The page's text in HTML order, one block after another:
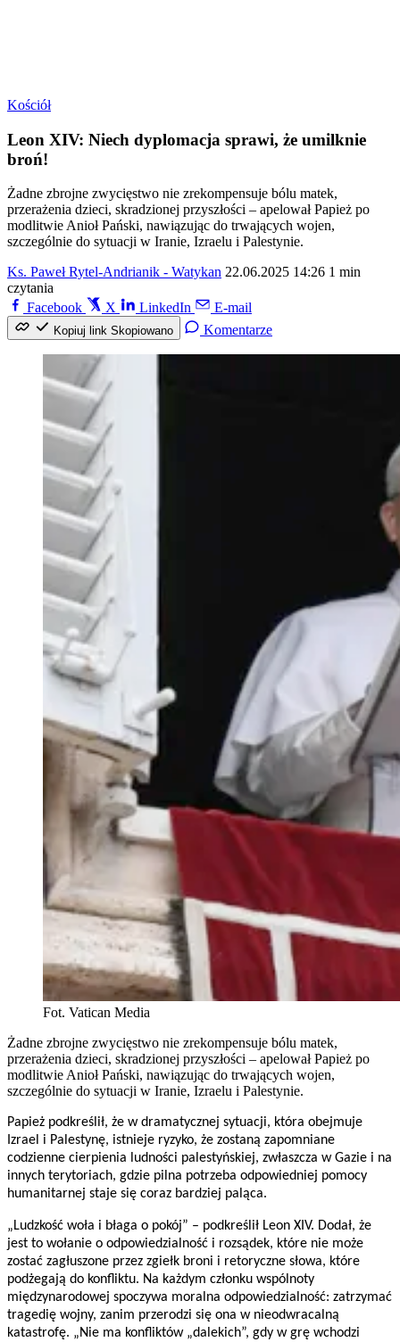
Kościół
Leon XIV: Niech dyplomacja sprawi, że umilknie
broń!
Żadne zbrojne zwycięstwo nie zrekompensuje bólu matek,
przerażenia dzieci, skradzionej przyszłości – apelował Papież po
modlitwie Anioł Pański, nawiązując do trwających wojen,
szczególnie do sytuacji w Iranie, Izraelu i Palestynie.
Ks. Paweł Rytel-Andrianik - Watykan 22.06.2025 14:26 1 min
czytania
Facebook
X LinkedIn E-mail
Kopiuj link Skopiowano Komentarze
Fot. Vatican Media
Żadne zbrojne zwycięstwo nie zrekompensuje bólu matek,
przerażenia dzieci, skradzionej przyszłości – apelował Papież po
modlitwie Anioł Pański, nawiązując do trwających wojen,
szczególnie do sytuacji w Iranie, Izraelu i Palestynie.
Papież podkreślił, że w dramatycznej sytuacji, która obejmuje
Izrael i Palestynę, istnieje ryzyko, że zostaną zapomniane
codzienne cierpienia ludności palestyńskiej, zwłaszcza w Gazie i na
innych terytoriach, gdzie pilna potrzeba odpowiedniej pomocy
humanitarnej staje się coraz bardziej paląca.
„Ludzkość woła i błaga o pokój” – podkreślił Leon XIV. Dodał, że
jest to wołanie o odpowiedzialność i rozsądek, które nie może
zostać zagłuszone przez zgiełk broni i retoryczne słowa, które
podżegają do konfliktu. Na każdym członku wspólnoty
międzynarodowej spoczywa moralna odpowiedzialność: zatrzymać
tragedię wojny, zanim przerodzi się ona w nieodwracalną
katastrofę. „Nie ma konfliktów „dalekich”, gdy w grę wchodzi